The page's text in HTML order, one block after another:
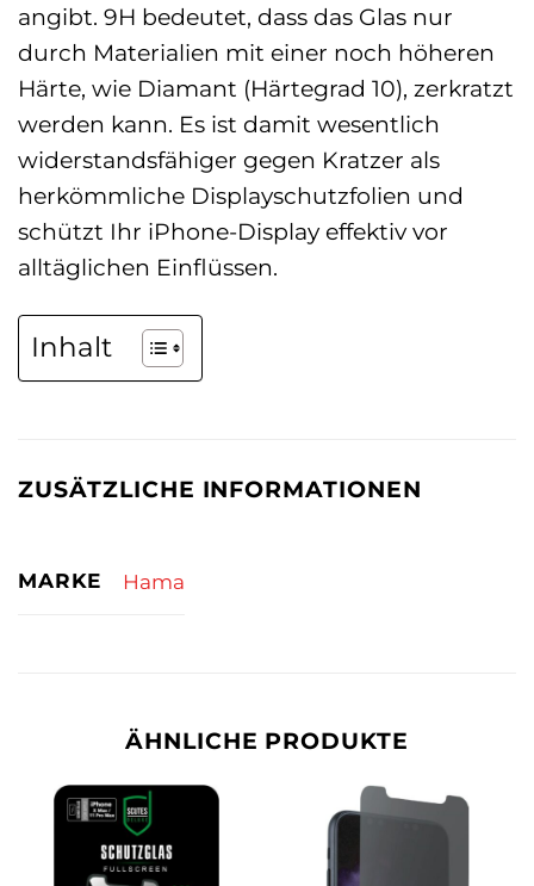
angibt. 9H bedeutet, dass das Glas nur
durch Materialien mit einer noch höheren
Härte, wie Diamant (Härtegrad 10), zerkratzt
werden kann. Es ist damit wesentlich
widerstandsfähiger gegen Kratzer als
herkömmliche Displayschutzfolien und
schützt Ihr iPhone-Display effektiv vor
alltäglichen Einflüssen.
Inhalt
ZUSÄTZLICHE INFORMATIONEN
MARKE Hama
ÄHNLICHE PRODUKTE